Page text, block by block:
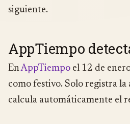
siguiente.
AppTiempo
EnAppTiempo el 12 de
como festivo. Solo registra la
calcula automáticamente el